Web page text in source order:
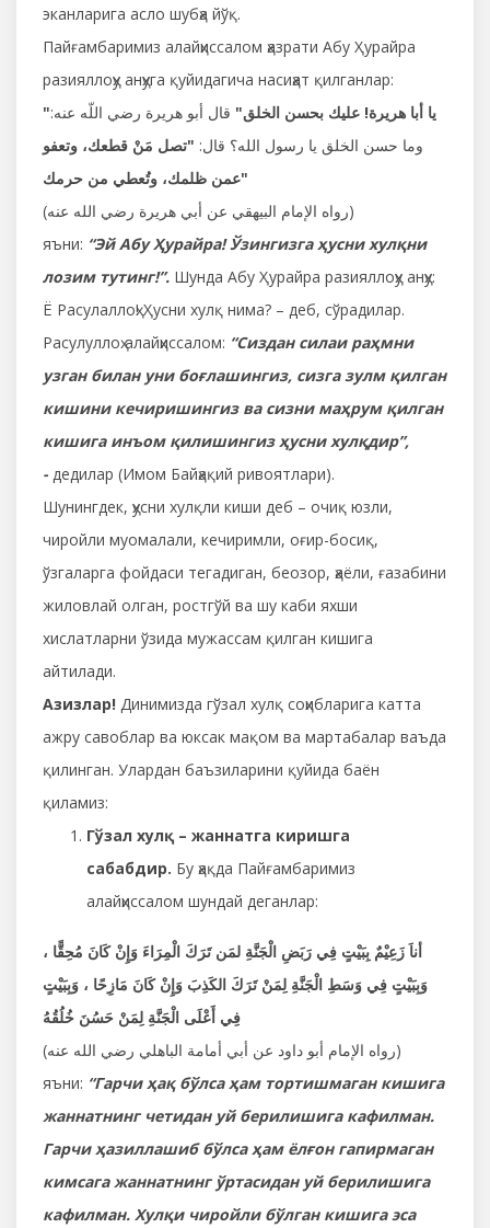
эканларига асло шубҳа йўқ.
Пайғамбаримиз алайҳиссалом ҳазрати Абу Ҳурайра
разияллоҳу анҳуга қуйидагича насиҳат қилганлар:
"
يا أبا هريرة! عليك بحسن الخلق" قال أبو هريرة رضي اللّه عنه:
وما حسن الخلق يا رسول الله؟ قال: "تصل مَنْ قطعك، وتعفو
عمن ظلمك، وتُعطي من حرمك"
(رواه الإمام البيهقي عن أبي هريرة رضي الله عنه)
яъни: “Эй Абу Ҳурайра! Ўзингизга ҳусни хулқни
лозим тутинг!”. Шунда Абу Ҳурайра разияллоҳу анҳу:
Ё Расулаллоҳ! Ҳусни хулқ нима? – деб, сўрадилар.
Расулуллоҳ алайҳиссалом: “Сиздан силаи раҳмни
узган билан уни боғлашингиз, сизга зулм қилган
кишини кечиришингиз ва сизни маҳрум қилган
кишига инъом қилишингиз ҳусни хулқдир”,
- дедилар (Имом Байҳақий ривоятлари).
Шунингдек, ҳусни хулқли киши деб – очиқ юзли,
чиройли муомалали, кечиримли, оғир-босиқ,
ўзгаларга фойдаси тегадиган, беозор, ҳаёли, ғазабини
жиловлай олган, ростгўй ва шу каби яхши
хислатларни ўзида мужассам қилган кишига
айтилади.
Азизлар! Динимизда гўзал хулқ соҳибларига катта
ажру савоблар ва юксак мақом ва мартабалар ваъда
қилинган. Улардан баъзиларини қуйида баён
қиламиз:
Гўзал хулқ – жаннатга киришга
сабабдир. Бу ҳақда Пайғамбаримиз
алайҳиссалом шундай деганлар:
أناَ زَعِيْمٌ بِبَيْتٍ فِي رَبَضِ الْجَنَّةِ لمَن تَرَكَ الْمِرَاءَ وَإِنْ كَانَ مُحِقًّا ،
وَبِبَيْتٍ فِي وَسَطِ الْجَنَّةِ لِمَنْ تَرَكَ الكَذِبَ وَإِنْ كَانَ مَازِحًا ، وَبِبَيْتٍ
فِي أَعْلَى الْجَنَّةِ لِمَنْ حَسُنَ خُلُقُهُ
(رواه الإمام أبو داود عن أبي أمامة الباهلي رضي الله عنه)
яъни: “Гарчи ҳақ бўлса ҳам тортишмаган кишига
жаннатнинг четидан уй берилишига кафилман.
Гарчи ҳазиллашиб бўлса ҳам ёлғон гапирмаган
кимсага жаннатнинг ўртасидан уй берилишига
кафилман. Хулқи чиройли бўлган кишига эса